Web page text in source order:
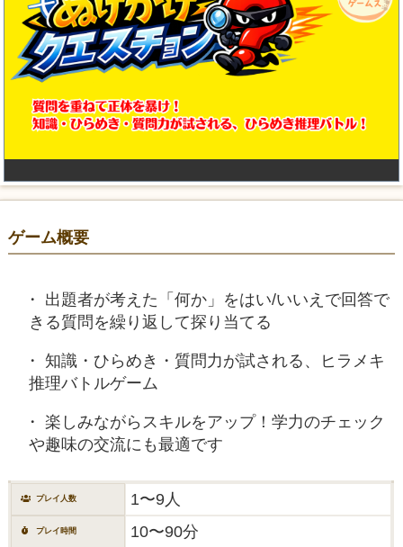
ゲーム概要
出題者が考えた「何か」をはい/いいえで回答で
きる質問を繰り返して探り当てる
知識・ひらめき・質問力が試される、ヒラメキ
推理バトルゲーム
楽しみながらスキルをアップ！学力のチェック
や趣味の交流にも最適です
プレイ人数 1〜9人
プレイ時間 10〜90分